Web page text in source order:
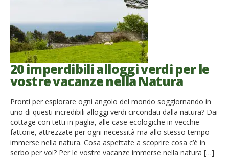
20 imperdibili alloggi verdi per le
vostre vacanze nella Natura
Pronti per esplorare ogni angolo del mondo soggiornando in
uno di questi incredibili alloggi verdi circondati dalla natura? Dai
cottage con tetti in paglia, alle case ecologiche in vecchie
fattorie, attrezzate per ogni necessità ma allo stesso tempo
immerse nella natura. Cosa aspettate a scoprire cosa c’è in
serbo per voi? Per le vostre vacanze immerse nella natura […]